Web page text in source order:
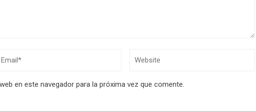
en este navegador para la próxima vez que comente.